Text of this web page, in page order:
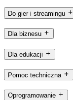
Do gier i streamingu
Dla biznesu
Dla edukacji
Pomoc techniczna
Oprogramowanie